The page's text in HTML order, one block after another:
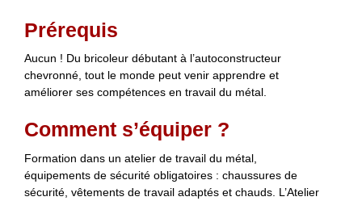
Prérequis
Aucun ! Du bricoleur débutant à l’autoconstructeur
chevronné, tout le monde peut venir apprendre et
améliorer ses compétences en travail du métal.
Comment s’équiper ?
Formation dans un atelier de travail du métal,
équipements de sécurité obligatoires : chaussures de
sécurité, vêtements de travail adaptés et chauds. L’Atelier